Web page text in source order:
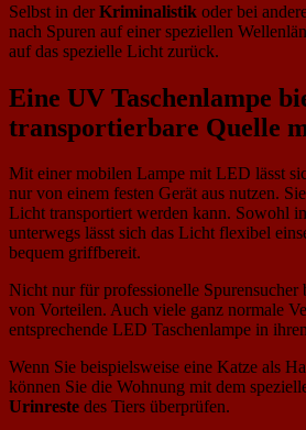
Selbst in der Kriminalistik oder bei
nach Spuren auf einer speziellen
auf das spezielle Licht zurück.
Eine UV Taschenlampe
transportierbare Quelle
Mit einer mobilen Lampe mit LED lässt
nur von einem festen Gerät aus nutzen.
Licht transportiert werden kann. Sowohl
unterwegs lässt sich das Licht flexibel
bequem griffbereit.
Nicht nur für professionelle Spurensucher
von Vorteilen. Auch viele ganz normale
entsprechende LED Taschenlampe in
Wenn Sie beispielsweise eine Katze als
können Sie die Wohnung mit dem
Urinreste des Tiers überprüfen.